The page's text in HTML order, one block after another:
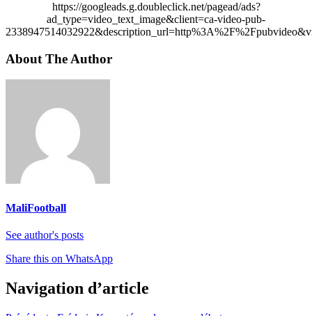
https://googleads.g.doubleclick.net/pagead/ads?
ad_type=video_text_image&client=ca-video-pub-
About The Author
MaliFootball
See author's posts
Share this on WhatsApp
Navigation d’article